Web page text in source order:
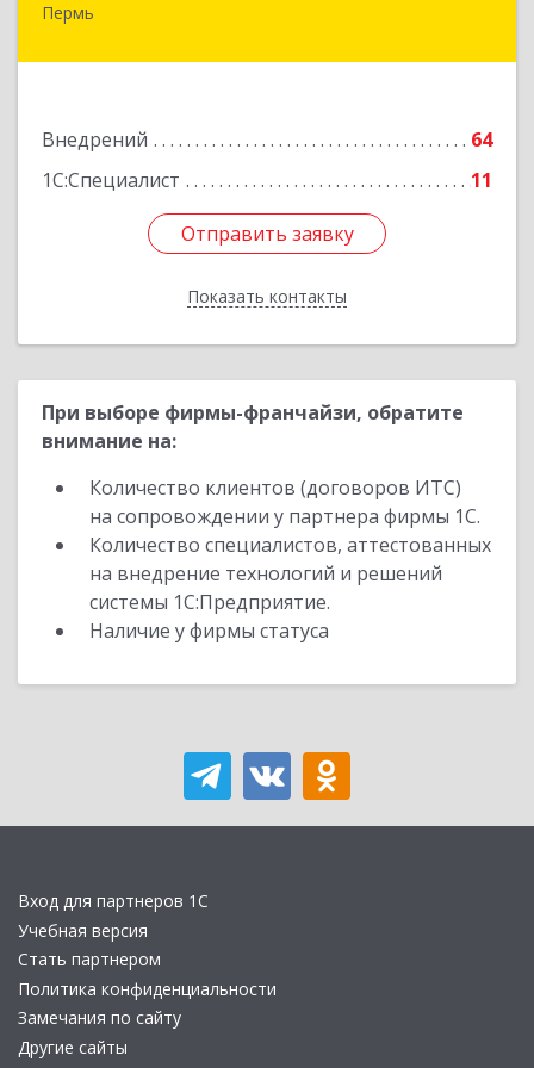
Пермь
Внедрений
64
1С:Специалист
11
Отправить заявку
Показать контакты
614000, Пермский край, Пермь г, Куйбышева
Отправить заявку
Назад
При выборе фирмы-франчайзи, обратите
внимание на:
Количество клиентов (договоров ИТС)
на сопровождении у партнера фирмы 1С.
Количество специалистов, аттестованных
на внедрение технологий и решений
системы 1С:Предприятие.
Наличие у фирмы статуса
Вход для партнеров 1С
Учебная версия
Стать партнером
Политика конфиденциальности
Замечания по сайту
Другие сайты